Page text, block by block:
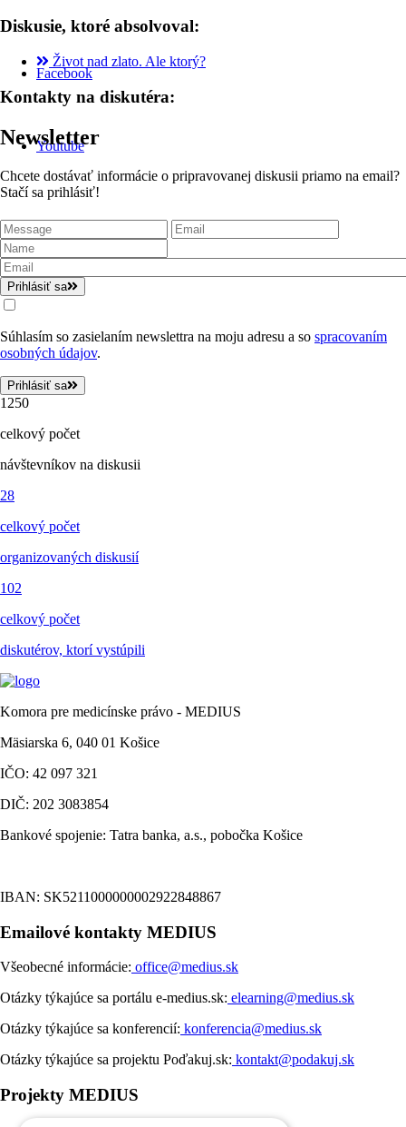
Facebook
Youtube
Diskusie, ktoré absolvoval:
Život nad zlato. Ale ktorý?
Kontakty na diskutéra:
Newsletter
Chcete dostávať informácie o pripravovanej diskusii priamo na email?
Stačí sa prihlásiť!
Prihlásiť sa
Súhlasím so zasielaním newslettra na moju adresu a so spracovaním
osobných údajov.
Prihlásiť sa
1250
celkový počet
návštevníkov na diskusii
28
celkový počet
organizovaných diskusií
102
celkový počet
diskutérov, ktorí vystúpili
Komora pre medicínske právo - MEDIUS
Mäsiarska 6, 040 01 Košice
IČO: 42 097 321
DIČ: 202 3083854
Bankové spojenie: Tatra banka, a.s., pobočka Košice
IBAN: SK5211000000002922848867
Emailové kontakty MEDIUS
Všeobecné informácie: office@medius.sk
Otázky týkajúce sa portálu e-medius.sk: elearning@medius.sk
Otázky týkajúce sa konferencií: konferencia@medius.sk
Otázky týkajúce sa projektu Poďakuj.sk: kontakt@podakuj.sk
Projekty MEDIUS